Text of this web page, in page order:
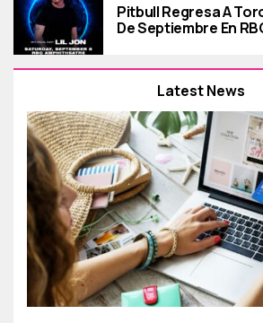
Pitbull Regresa A
De Septiembre En
Latest News